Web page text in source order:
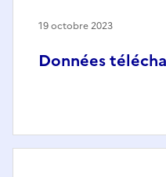
Données
19 octobre 2023